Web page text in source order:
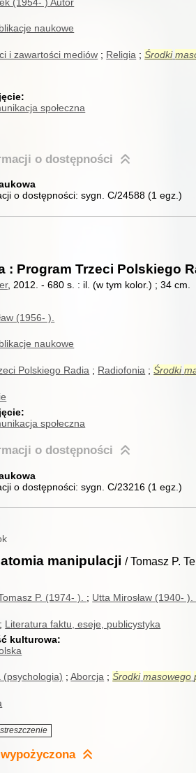
naukowe
i zawartości mediów
Religia Środki
społeczna
o dostępności
o dostępności:sygn. C/24588(1 egz.)
: Program Trzeci Polskiego
, 2012. - 680 s. : il. (w tym kolor.) ; 34 cm.
(1956- ).
naukowe
Polskiego Radia
Radiofonia Środki
społeczna
o dostępności
o dostępności:sygn. C/23216(1 egz.)
manipulacji / Tomasz P.
P. (1974- ).
Utta Mirosław (1940- ).
Literatura faktu, eseje, publicystyka
kulturowa
(psychologia)
Aborcja Środki masowego